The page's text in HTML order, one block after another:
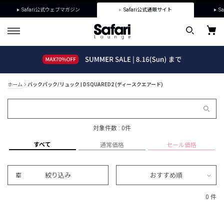
Safari公式ウェブマガジン Safari公式通販サイト
ホーム バックパック/リュック | DSQUARED2 (ディースクエアード)
対象件数 : 0件
すべて 通常価格 セール価格
絞り込み おすすめ順
0 件